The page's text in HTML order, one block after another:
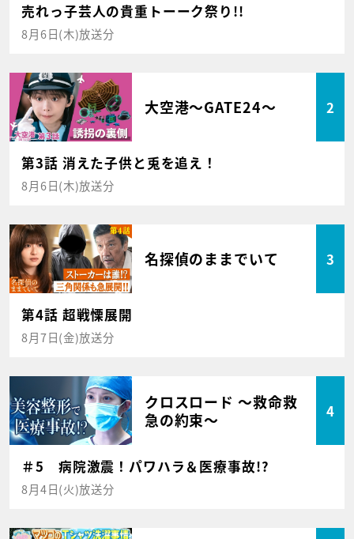
売れっ子芸人の貴重トーーク祭り!!
8月6日(木)放送分
大空港～GATE24～ 2
第3話 消えた子供と兎を追え！
8月6日(木)放送分
名探偵のままでいて 3
第4話 超戦慄展開
8月7日(金)放送分
クロスロード ～救命救
急の約束～
4
＃5 病院激震！パワハラ＆医療事故!?
8月4日(火)放送分